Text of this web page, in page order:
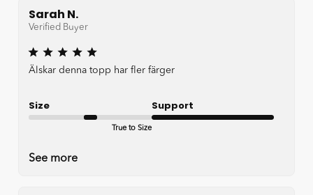
Sarah N.
Verified Buyer
Älskar denna topp har fler färger
Size
True to Size
Support
See more